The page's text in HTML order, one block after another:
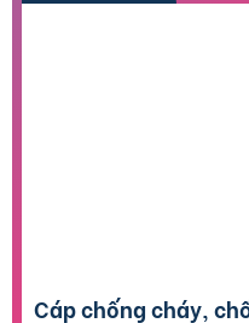
Cáp chống cháy, chống nhiễu 2×1.5mm2 –